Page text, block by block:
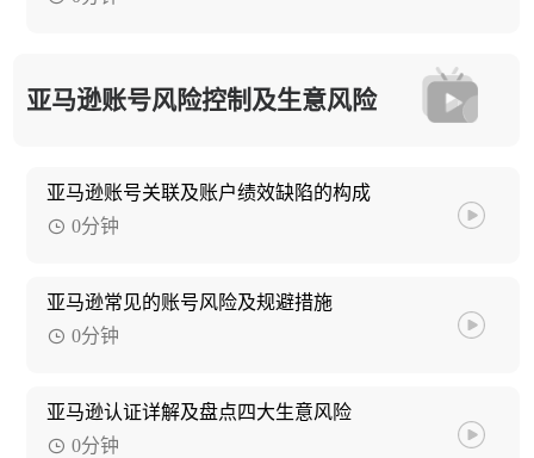
亚马逊账号风险控制及生意风险
亚马逊账号关联及账户绩效缺陷的构成
0分钟
亚马逊常见的账号风险及规避措施
0分钟
亚马逊认证详解及盘点四大生意风险
0分钟